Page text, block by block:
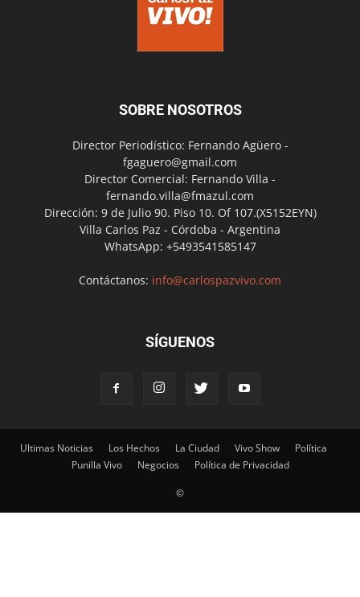
SOBRE NOSOTROS
Director Periodístico: Fernando Agüero -
fgaguero@gmail.com
Director Comercial: Fernando Villa -
fernando.villa@fmazul.com
Dirección: 9 de Julio 90. Piso 10. Of 107.(X5152EYN)
Villa Carlos Paz - Córdoba - Argentina
WhatsApp: +5493541585147
Contáctanos: info@carlospazvivo.com
SÍGUENOS
Ultimas Noticias Los Hechos La Ciudad Vivo Show
Política
Punilla Vivo
Negocios Política de Privacidad
©